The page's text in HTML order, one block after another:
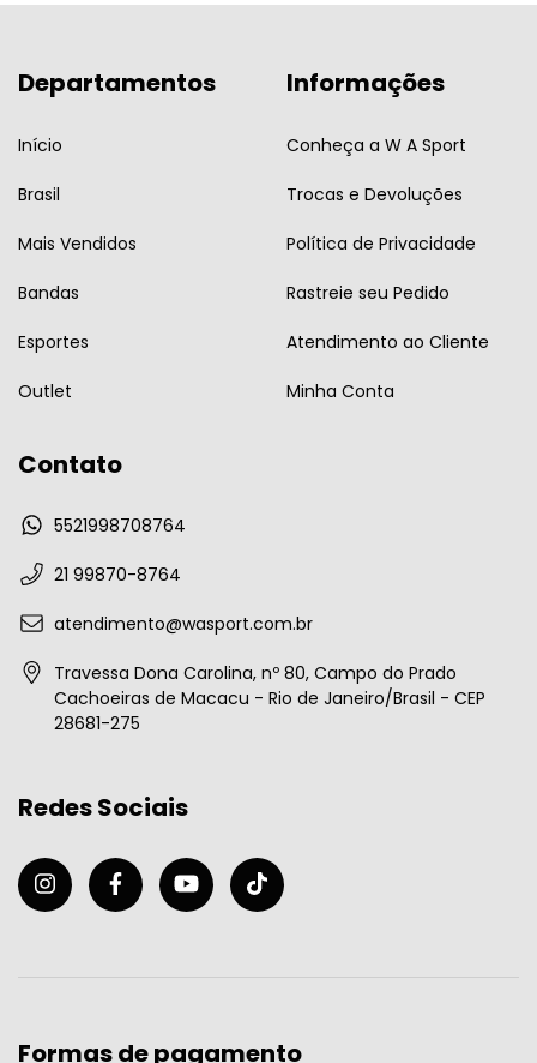
Departamentos
Início
Brasil
Mais Vendidos
Bandas
Esportes
Outlet
Informações
Conheça a W A Sport
Trocas e Devoluções
Política de Privacidade
Rastreie seu Pedido
Atendimento ao Cliente
Minha Conta
Contato
5521998708764
21 99870-8764
atendimento@wasport.com.br
Travessa Dona Carolina, nº 80, Campo do Prado
Cachoeiras de Macacu - Rio de Janeiro/Brasil - CEP
28681-275
Redes Sociais
Formas de pagamento